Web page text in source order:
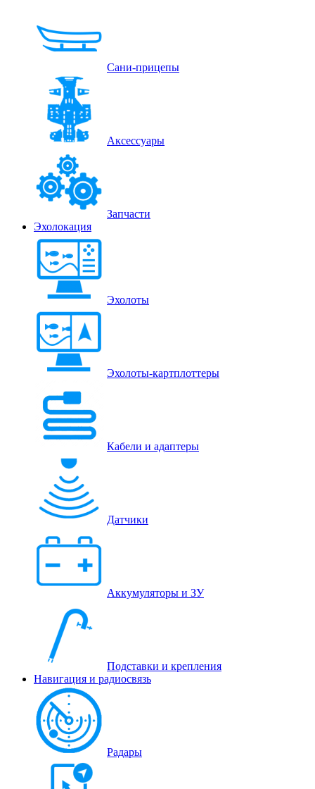
Сани-прицепы
Аксессуары
Запчасти
Эхолокация
Эхолоты
Эхолоты-картплоттеры
Кабели и адаптеры
Датчики
Аккумуляторы и ЗУ
Подставки и крепления
Навигация и радиосвязь
Радары